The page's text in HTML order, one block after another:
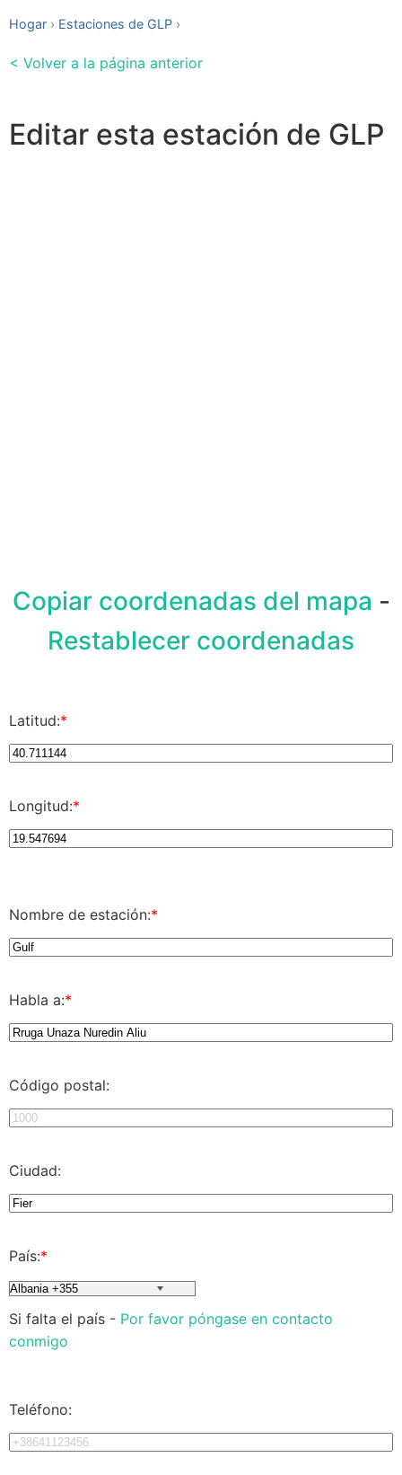
Hogar Estaciones de GLP
< Volver a la página anterior
Editar esta estación de GLP
Copiar coordenadas del mapa -
Restablecer coordenadas
Latitud:*
Longitud:*
Nombre de estación:*
Habla a:*
Código postal:
Ciudad:
País:*
Si falta el país - Por favor póngase en contacto
conmigo
Teléfono: